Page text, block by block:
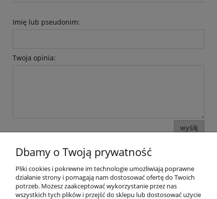
Imię lub pseudonim:
Twoja opinia:
wyślij
Pomoc
Moje konto
Dbamy o Twoją prywatność
Pliki cookies i pokrewne im technologie umożliwiają poprawne
działanie strony i pomagają nam dostosować ofertę do Twoich
potrzeb. Możesz zaakceptować wykorzystanie przez nas
wszystkich tych plików i przejść do sklepu lub dostosować użycie